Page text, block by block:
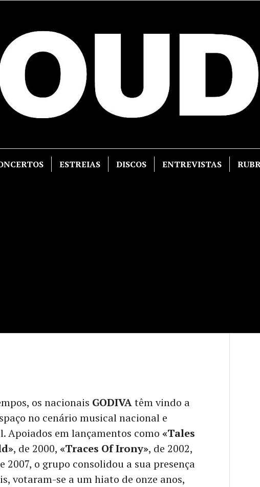
ESTREIAS DISCOS ENTREVISTAS
os nacionais GODIVAtêm vindo a
no cenário musical nacional e
Apoiados em lançamentos como «Tales
, de 2000, «Traces Of Irony», de 2002,
2007, o grupo consolidou a sua presença
votaram-se a um hiato de onze anos,